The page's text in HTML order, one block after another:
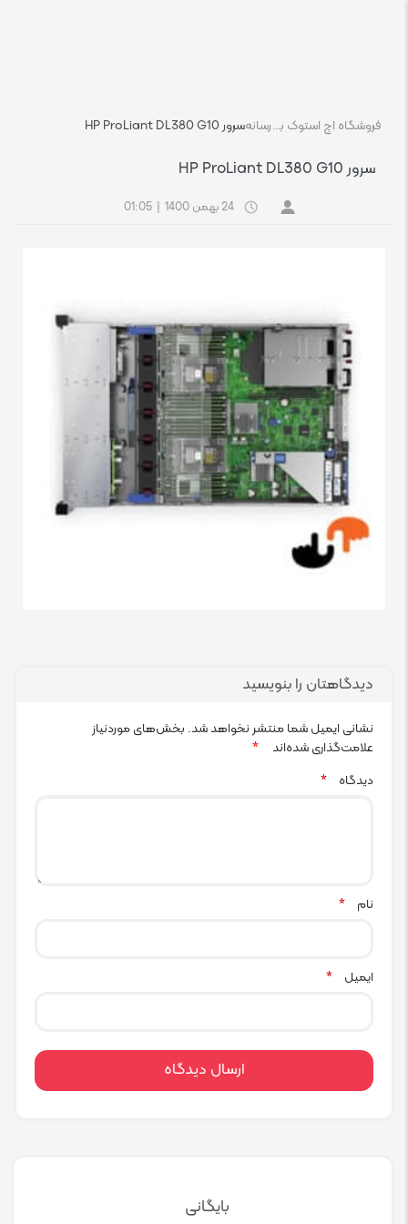
فروشگاه اچ استوک بازار انلاین تجهیزات کامپیوتر استوکرسانهسرور HP ProLiant DL380 G10
سرور HP ProLiant DL380 G10
24 بهمن 1400 01:05
دیدگاهتان را بنویسید
نشانی ایمیل شما منتشر نخواهد شد. بخش‌های موردنیاز
علامت‌گذاری شده‌اند
*
دیدگاه
*
نام *
ایمیل *
بایگانی